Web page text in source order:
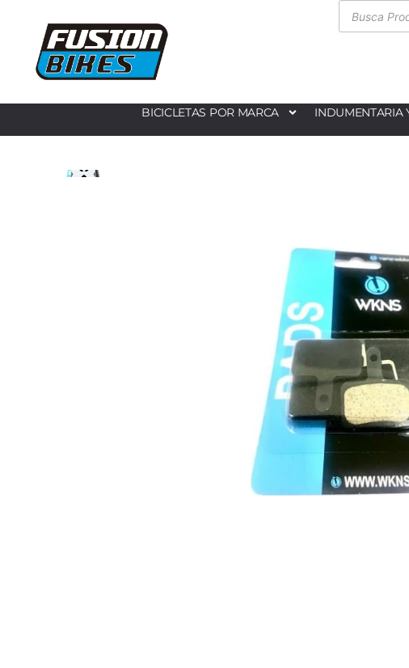
BICICLETAS POR MARCA INDUMENTARIA